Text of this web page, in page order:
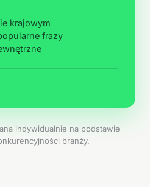
krajowym
frazy
indywidualnie na podstawie
branży.